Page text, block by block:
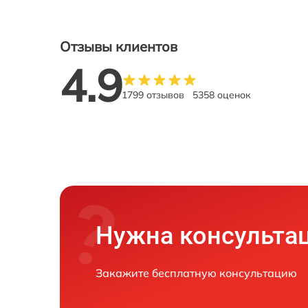
Отзывы клиентов
4.91799 отзывов 5358 оценок
Нужна
Закажите бесплатную консультацию